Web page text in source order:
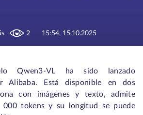
2 15:54, 15.10.2025
Qwen3-VL ha sido lanzado
Alibaba. Está disponible en dos
con imágenes y texto, admite
000 tokens y su longitud se puede